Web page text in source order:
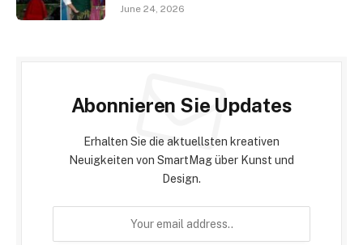
June 24, 2026
Abonnieren Sie Updates
Erhalten Sie die aktuellsten kreativen
Neuigkeiten von SmartMag über Kunst und
Design.